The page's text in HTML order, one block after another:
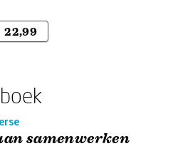
22,99
samenwerken